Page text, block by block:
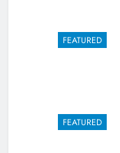
FEATURED
FEATURED